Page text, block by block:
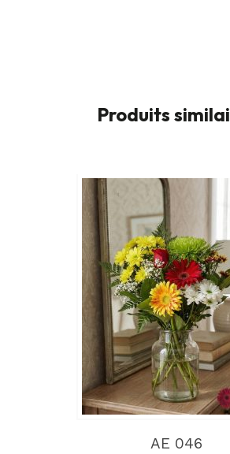
Produits
AE 046